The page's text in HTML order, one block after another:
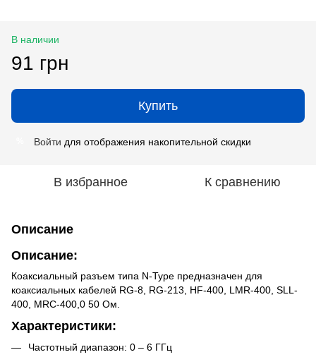
В наличии
91 грн
Купить
Войти для отображения накопительной скидки
В избранное К сравнению
Описание
Описание:
Коаксиальный разъем типа N-Type предназначен для
коаксиальных кабелей RG-8, RG-213, HF-400, LMR-400, SLL-
400, MRC-400,0 50 Ом.
Характеристики:
Частотный диапазон: 0 – 6 ГГц